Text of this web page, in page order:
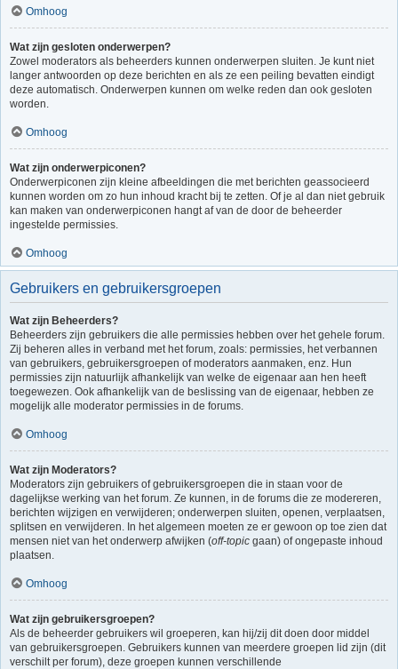
Omhoog
Wat zijn gesloten onderwerpen?
Zowel moderators als beheerders kunnen onderwerpen sluiten. Je kunt niet
langer antwoorden op deze berichten en als ze een peiling bevatten eindigt
deze automatisch. Onderwerpen kunnen om welke reden dan ook gesloten
worden.
Omhoog
Wat zijn onderwerpiconen?
Onderwerpiconen zijn kleine afbeeldingen die met berichten geassocieerd
kunnen worden om zo hun inhoud kracht bij te zetten. Of je al dan niet gebruik
kan maken van onderwerpiconen hangt af van de door de beheerder
ingestelde permissies.
Omhoog
Gebruikers en gebruikersgroepen
Wat zijn Beheerders?
Beheerders zijn gebruikers die alle permissies hebben over het gehele forum.
Zij beheren alles in verband met het forum, zoals: permissies, het verbannen
van gebruikers, gebruikersgroepen of moderators aanmaken, enz. Hun
permissies zijn natuurlijk afhankelijk van welke de eigenaar aan hen heeft
toegewezen. Ook afhankelijk van de beslissing van de eigenaar, hebben ze
mogelijk alle moderator permissies in de forums.
Omhoog
Wat zijn Moderators?
Moderators zijn gebruikers of gebruikersgroepen die in staan voor de
dagelijkse werking van het forum. Ze kunnen, in de forums die ze modereren,
berichten wijzigen en verwijderen; onderwerpen sluiten, openen, verplaatsen,
splitsen en verwijderen. In het algemeen moeten ze er gewoon op toe zien dat
mensen niet van het onderwerp afwijken (off-topic gaan) of ongepaste inhoud
plaatsen.
Omhoog
Wat zijn gebruikersgroepen?
Als de beheerder gebruikers wil groeperen, kan hij/zij dit doen door middel
van gebruikersgroepen. Gebruikers kunnen van meerdere groepen lid zijn (dit
verschilt per forum), deze groepen kunnen verschillende